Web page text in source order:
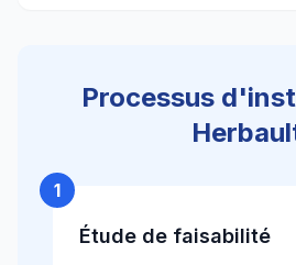
Processus
1
Étude de faisabilité